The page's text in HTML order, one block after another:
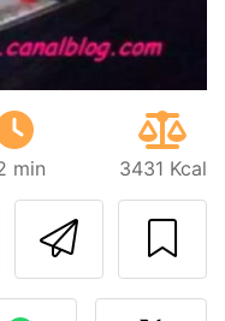
min 3431 Kcal
Imprimer
une
de